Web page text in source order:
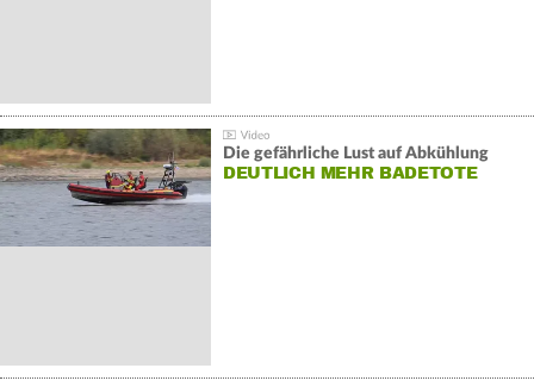
Die gefährliche Lust auf Abkühlung
DEUTLICH MEHR BADETOTE